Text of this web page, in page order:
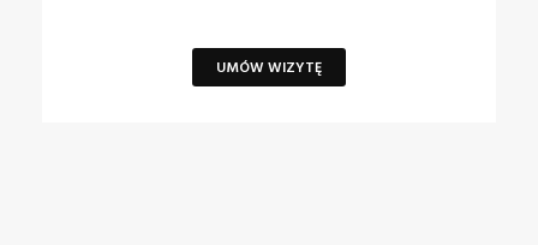
UMÓW WIZYTĘ